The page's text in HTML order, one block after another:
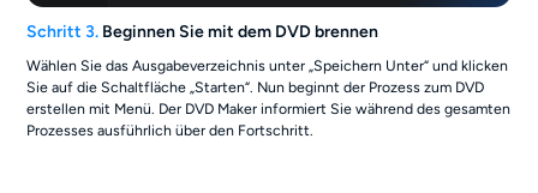
Schritt 3. Beginnen Sie mit dem DVD brennen
Wählen Sie das Ausgabeverzeichnis unter „Speichern Unter“ und klicken
Sie auf die Schaltfläche „Starten“. Nun beginnt der Prozess zum DVD
erstellen mit Menü. Der DVD Maker informiert Sie während des gesamten
Prozesses ausführlich über den Fortschritt.